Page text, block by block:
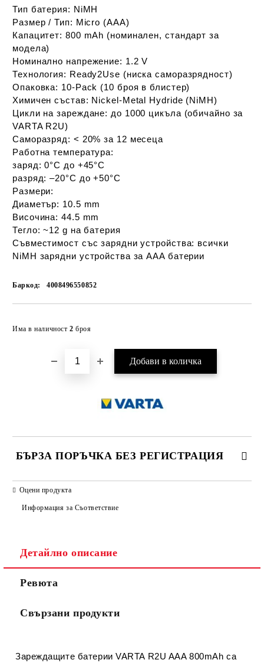
Тип батерия: NiMH
Размер / Тип: Micro (AAA)
Капацитет: 800 mAh (номинален, стандарт за
модела)
Номинално напрежение: 1.2 V
Технология: Ready2Use (ниска саморазрядност)
Опаковка: 10‑Pack (10 броя в блистер)
Химичен състав: Nickel‑Metal Hydride (NiMH)
Цикли на зареждане: до 1000 цикъла (обичайно за
VARTA R2U)
Саморазряд: < 20% за 12 месеца
Работна температура:
заряд: 0°C до +45°C
разряд: –20°C до +50°C
Размери:
Диаметър: 10.5 mm
Височина: 44.5 mm
Тегло: ~12 g на батерия
Съвместимост със зарядни устройства: всички
NiMH зарядни устройства за AAA батерии
Баркод: 4008496550852
Има в наличност 2 броя
БЪРЗА ПОРЪЧКА БЕЗ РЕГИСТРАЦИЯ
Съгласен съм с
Ние ще се свържем с вас в рамките на работния ден.
Оцени продукта
Информация за Съответствие
Детайлно описание
Ревюта
Свързани продукти
Зареждащите батерии VARTA R2U AAA 800mAh са